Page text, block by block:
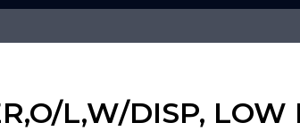
L,W/DISP,